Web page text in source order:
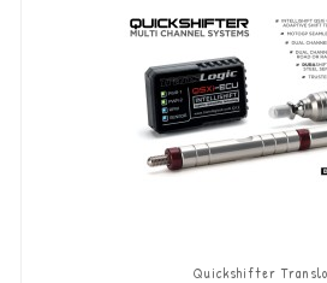
Quickshifter